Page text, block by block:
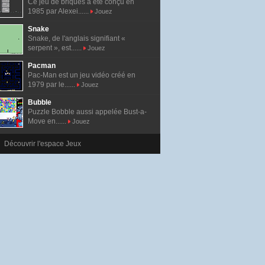
Ce jeu de briques a été conçu en
1985 par Alexei......
Jouez
Snake
Snake, de l'anglais signifiant «
serpent », est......
Jouez
Pacman
Pac-Man est un jeu vidéo créé en
1979 par le......
Jouez
Bubble
Puzzle Bobble aussi appelée Bust-a-
Move en......
Jouez
Découvrir l'espace Jeux